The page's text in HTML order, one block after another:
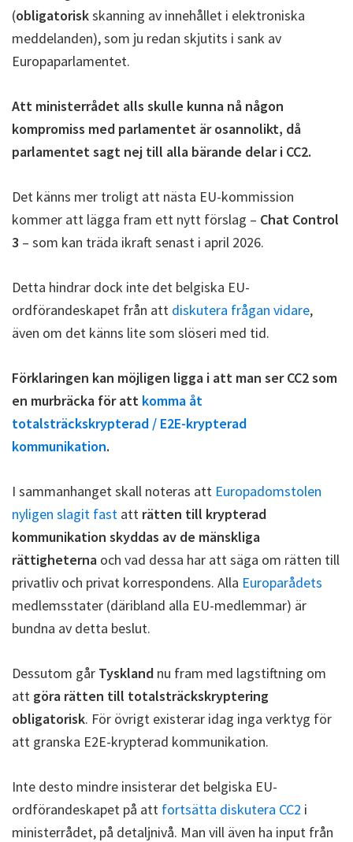
(obligatoriskskanning av innehållet i elektroniska
meddelanden), som ju redan skjutits i sank av
Europaparlamentet.
Att ministerrådet alls skulle kunna nå någon
kompromiss med parlamentet är osannolikt, då
parlamentet sagt nej till alla bärande delar i CC2.
Det känns mer troligt att nästa EU-kommission
kommer att lägga fram ett nytt förslag – Chat Control
3 – som kan träda ikraft senast i april 2026.
Detta hindrar dock inte det belgiska EU-
ordförandeskapet från att diskutera frågan vidare,
även om det känns lite som slöseri med tid.
Förklaringen kan möjligen ligga i att man ser CC2 som
en murbräcka för att komma åt
totalsträckskrypterad / E2E-krypterad
kommunikation.
I sammanhanget skall noteras att Europadomstolen
nyligen slagit fast att rätten till krypterad
kommunikation skyddas av de mänskliga
rättigheterna och vad dessa har att säga om rätten till
privatliv och privat korrespondens. Alla Europarådets
medlemsstater (däribland alla EU-medlemmar) är
bundna av detta beslut.
Dessutom går Tyskland nu fram med lagstiftning om
att göra rätten till totalsträckskryptering
obligatorisk. För övrigt existerar idag inga verktyg för
att granska E2E-krypterad kommunikation.
Inte desto mindre insisterar det belgiska EU-
ordförandeskapet på att fortsätta diskutera CC2 i
ministerrådet, på detaljnivå. Man vill även ha input från